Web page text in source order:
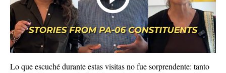
Lo que escuché durante estas visitas no fue sorprendente: tanto